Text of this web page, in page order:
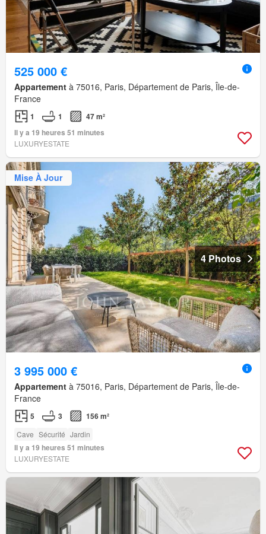
525 000 €
Appartement à 75016, Paris, Département de Paris, Île-de-
France
1 1
47 m²
Il y a 19 heures 51 minutes
LUXURYESTATE
Mise À Jour
4 Photos
3 995 000 €
Appartement à 75016, Paris, Département de Paris, Île-de-
France
5 3 156 m²
Cave Sécurité Jardin
Il y a 19 heures 51 minutes
LUXURYESTATE